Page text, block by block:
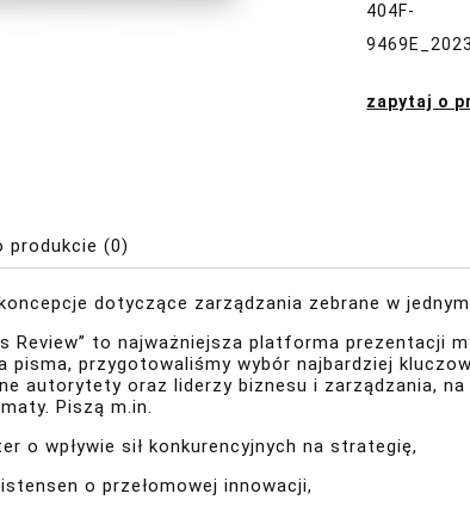
404F-
zapytaj o
produkcie (0)
dotyczące zarządzania zebrane w
Review” to najważniejsza platforma prezentacji
pisma, przygotowaliśmy wybór najbardziej
autorytety oraz liderzy biznesu i zarządzania,
Piszą m.in.
o wpływie sił konkurencyjnych na strategię,
o przełomowej innowacji,